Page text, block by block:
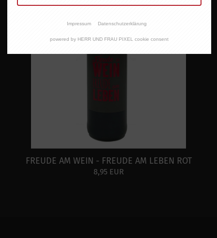
FREUDE AM WEIN - FREUDE AM LEBEN ROT
8,95 EUR
Impressum Datenschutzerklärung
powered by HERR UND FRAU PIXEL cookie consent